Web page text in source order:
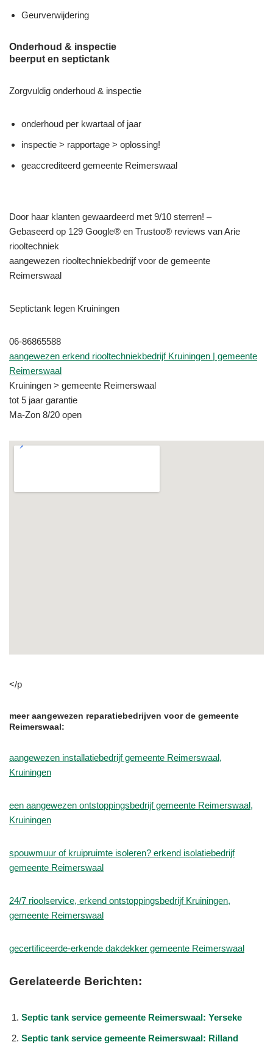
Geurverwijdering
Onderhoud & inspectie
beerput en septictank
Zorgvuldig onderhoud & inspectie
onderhoud per kwartaal of jaar
inspectie > rapportage > oplossing!
geaccrediteerd gemeente Reimerswaal
Door haar klanten gewaardeerd met 9/10 sterren! –
Gebaseerd op 129 Google® en Trustoo® reviews van Arie
riooltechniek
aangewezen riooltechniekbedrijf voor de gemeente
Reimerswaal
Septictank legen Kruiningen
06-86865588
aangewezen erkend riooltechniekbedrijf Kruiningen | gemeente
Reimerswaal
Kruiningen > gemeente Reimerswaal
tot 5 jaar garantie
Ma-Zon 8/20 open
</p
meer aangewezen reparatiebedrijven voor de gemeente
Reimerswaal:
aangewezen installatiebedrijf gemeente Reimerswaal,
Kruiningen
een aangewezen ontstoppingsbedrijf gemeente Reimerswaal,
Kruiningen
spouwmuur of kruipruimte isoleren? erkend isolatiebedrijf
gemeente Reimerswaal
24/7 rioolservice, erkend ontstoppingsbedrijf Kruiningen,
gemeente Reimerswaal
gecertificeerde-erkende dakdekker gemeente Reimerswaal
Gerelateerde Berichten:
Septic tank service gemeente Reimerswaal: Yerseke
Septic tank service gemeente Reimerswaal: Rilland